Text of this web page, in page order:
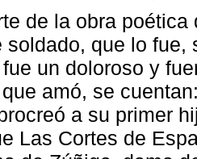
de la obra
soldado, que lo
un doloroso y
amó, se
a su primer
Las Cortes de